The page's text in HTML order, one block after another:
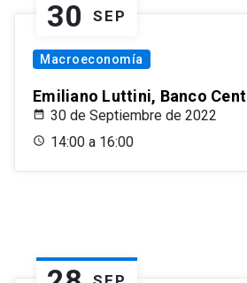
30 SEP
Macroeconomía
Emiliano Luttini, Banco
30 de Septiembre de 2022
14:00 a 16:00